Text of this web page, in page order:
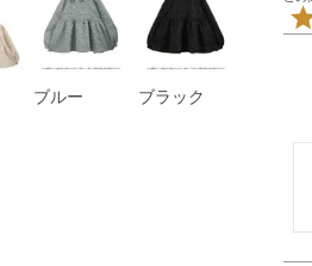
ブルー ブラック